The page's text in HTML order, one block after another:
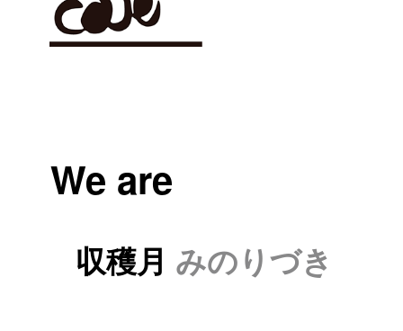
We are
収穫月 みのりづき